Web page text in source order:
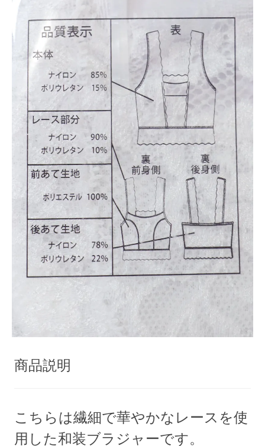
商品説明
こちらは繊細で華やかなレースを使
用した和装ブラジャーです。